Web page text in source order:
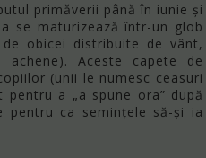
primăverii până în iunie și
se maturizează într-un glob
obicei distribuite de vânt,
achene). Aceste capete de
(unii le numesc ceasuri
a „a spune ora” după
pentru ca semințele să-și ia